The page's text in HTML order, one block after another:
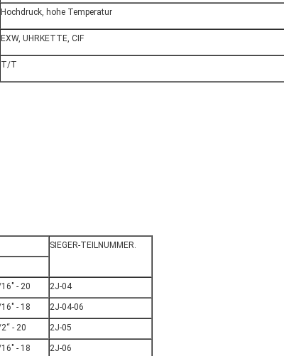
Hochdruck, hohe Temperatur
EXW, UHRKETTE, CIF
T/T
SIEGER-TEILNUMMER.
- 20 2J-04
- 18 2J-04-06
- 20 2J-05
- 18 2J-06